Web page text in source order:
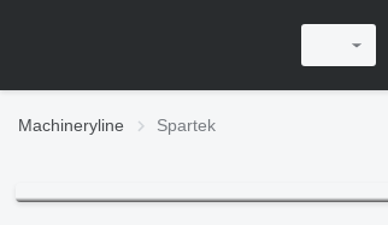
Machineryline Spartek